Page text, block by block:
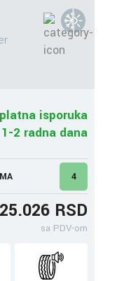
isporuka
1-2 radna dana
4
25.026 RSD
sa PDV-om